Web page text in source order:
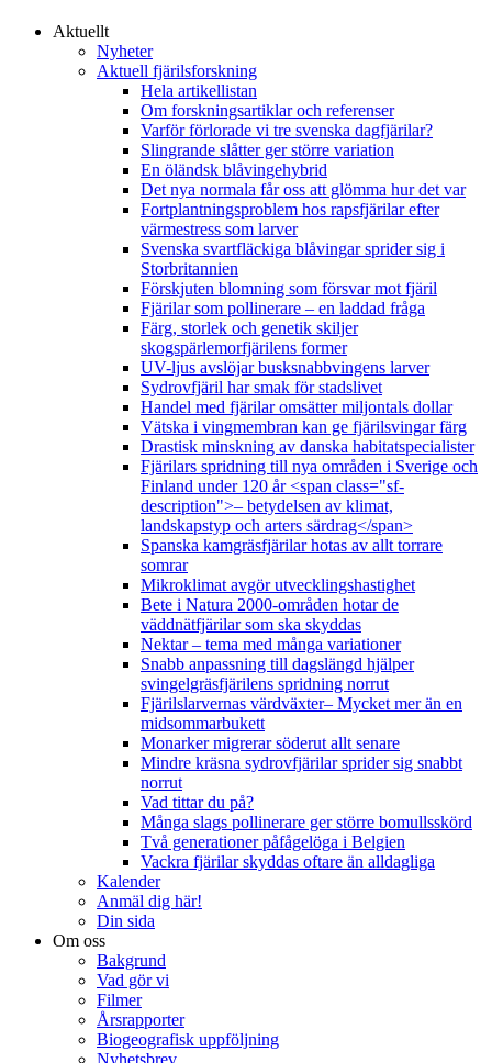
Aktuellt
Nyheter
Aktuell fjärilsforskning
Hela artikellistan
Om forskningsartiklar och referenser
Varför förlorade vi tre svenska dagfjärilar?
Slingrande slåtter ger större variation
En öländsk blåvingehybrid
Det nya normala får oss att glömma hur det var
Fortplantningsproblem hos rapsfjärilar efter
värmestress som larver
Svenska svartfläckiga blåvingar sprider sig i
Storbritannien
Förskjuten blomning som försvar mot fjäril
Fjärilar som pollinerare – en laddad fråga
Färg, storlek och genetik skiljer
skogspärlemorfjärilens former
UV-ljus avslöjar busksnabbvingens larver
Sydrovfjäril har smak för stadslivet
Handel med fjärilar omsätter miljontals dollar
Vätska i vingmembran kan ge fjärilsvingar färg
Drastisk minskning av danska habitatspecialister
Fjärilars spridning till nya områden i Sverige och
Finland under 120 år <span class="sf-
description">– betydelsen av klimat,
landskapstyp och arters särdrag</span>
Spanska kamgräsfjärilar hotas av allt torrare
somrar
Mikroklimat avgör utvecklingshastighet
Bete i Natura 2000-områden hotar de
väddnätfjärilar som ska skyddas
Nektar – tema med många variationer
Snabb anpassning till dagslängd hjälper
svingelgräsfjärilens spridning norrut
Fjärilslarvernas värdväxter– Mycket mer än en
midsommarbukett
Monarker migrerar söderut allt senare
Mindre kräsna sydrovfjärilar sprider sig snabbt
norrut
Vad tittar du på?
Många slags pollinerare ger större bomullsskörd
Två generationer påfågelöga i Belgien
Vackra fjärilar skyddas oftare än alldagliga
Kalender
Anmäl dig här!
Din sida
Om oss
Bakgrund
Vad gör vi
Filmer
Årsrapporter
Biogeografisk uppföljning
Nyhetsbrev